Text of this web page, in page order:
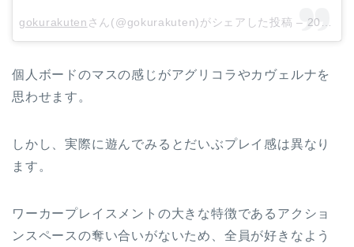
gokurakuten さん(@gokurakuten)がシェアした投稿 – 2018年 7月月14日午後10時34分PDT
個人ボードのマスの感じがアグリコラやカヴェルナを
思わせます。
しかし、実際に遊んでみるとだいぶプレイ感は異なり
ます。
ワーカープレイスメントの大きな特徴であるアクショ
ンスペースの奪い合いがないため、全員が好きなよう